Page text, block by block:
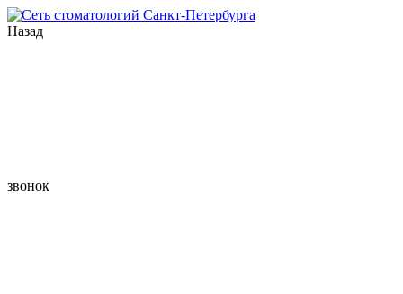
Назад
звонок